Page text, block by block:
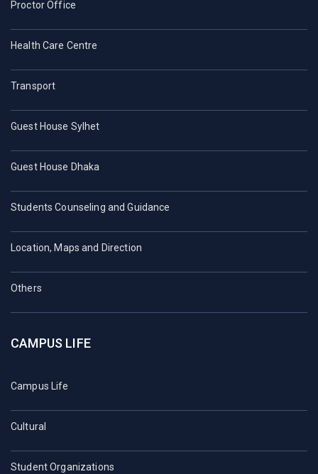
Proctor Office
Health Care Centre
Transport
Guest House Sylhet
Guest House Dhaka
Students Counseling and Guidance
Location, Maps and Direction
Others
CAMPUS LIFE
Campus Life
Cultural
Student Organizations